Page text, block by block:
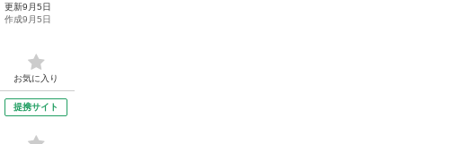
更新9月5日
作成9月5日
お気に入り
提携サイト